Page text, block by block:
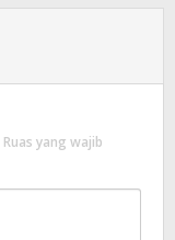
Ruas yang wajib